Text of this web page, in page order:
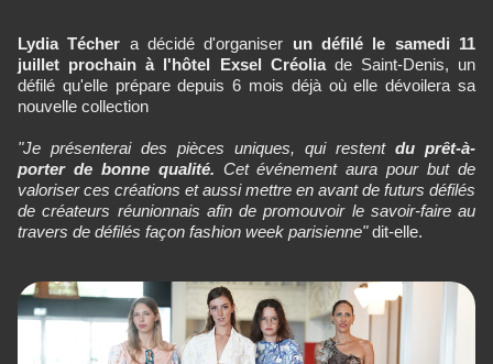
Lydia Técher a décidé d'organiser un défilé le samedi 11
juillet prochain à l'hôtel Exsel Créolia de Saint-Denis, un
défilé qu'elle prépare depuis 6 mois déjà où elle dévoilera sa
nouvelle collection
"Je présenterai des pièces uniques, qui restent du prêt-à-
porter de bonne qualité. Cet événement aura pour but de
valoriser ces créations et aussi mettre en avant de futurs défilés
de créateurs réunionnais afin de promouvoir le savoir-faire au
travers de défilés façon fashion week parisienne"dit-elle.